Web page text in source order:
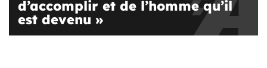
d’accomplir et de l’homme qu’il
est devenu »